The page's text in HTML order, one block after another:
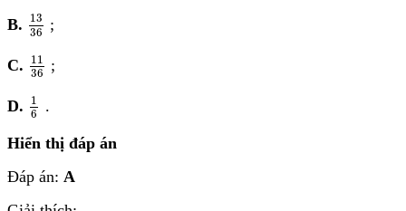
B.
13
36
13
;
C.
11
36
11
;
D.
1
6
1
.
Hiển thị đáp án
Đáp án: A